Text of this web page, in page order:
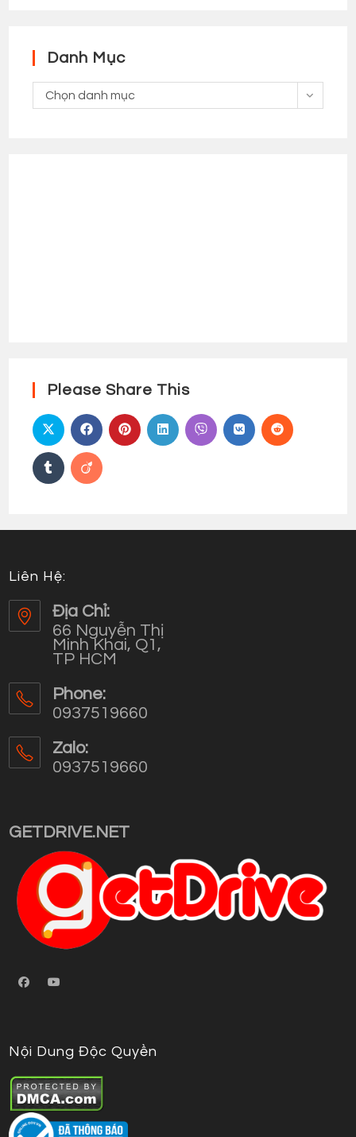
Danh Mục
Danh
Mục
Chọn danh mục
Please Share This
Liên Hệ:
Địa Chỉ:
66 Nguyễn Thị
Minh Khai, Q1,
TP HCM
Phone:
0937519660
in
your
Zalo:
0937519660
application
GETDRIVE.NET
Nội Dung Độc Quyền